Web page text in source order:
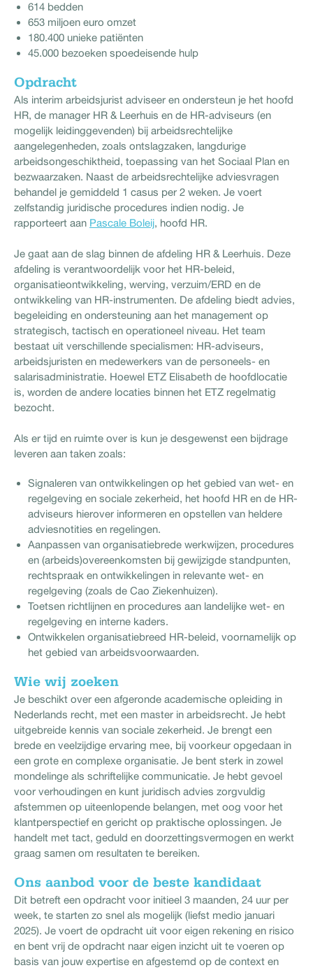
614 bedden
653 miljoen euro omzet
180.400 unieke patiënten
45.000 bezoeken spoedeisende hulp
Opdracht
Als interim arbeidsjurist adviseer en ondersteun je het hoofd
HR, de manager HR & Leerhuis en de HR-adviseurs (en
mogelijk leidinggevenden) bij arbeidsrechtelijke
aangelegenheden, zoals ontslagzaken, langdurige
arbeidsongeschiktheid, toepassing van het Sociaal Plan en
bezwaarzaken. Naast de arbeidsrechtelijke adviesvragen
behandel je gemiddeld 1 casus per 2 weken. Je voert
zelfstandig juridische procedures indien nodig. Je
rapporteert aan Pascale Boleij, hoofd HR.
Je gaat aan de slag binnen de afdeling HR & Leerhuis. Deze
afdeling is verantwoordelijk voor het HR-beleid,
organisatieontwikkeling, werving, verzuim/ERD en de
ontwikkeling van HR-instrumenten. De afdeling biedt advies,
begeleiding en ondersteuning aan het management op
strategisch, tactisch en operationeel niveau. Het team
bestaat uit verschillende specialismen: HR-adviseurs,
arbeidsjuristen en medewerkers van de personeels- en
salarisadministratie. Hoewel ETZ Elisabeth de hoofdlocatie
is, worden de andere locaties binnen het ETZ regelmatig
bezocht.
Als er tijd en ruimte over is kun je desgewenst een bijdrage
leveren aan taken zoals:
Signaleren van ontwikkelingen op het gebied van wet- en
regelgeving en sociale zekerheid, het hoofd HR en de HR-
adviseurs hierover informeren en opstellen van heldere
adviesnotities en regelingen.
Aanpassen van organisatiebrede werkwijzen, procedures
en (arbeids)overeenkomsten bij gewijzigde standpunten,
rechtspraak en ontwikkelingen in relevante wet- en
regelgeving (zoals de Cao Ziekenhuizen).
Toetsen richtlijnen en procedures aan landelijke wet- en
regelgeving en interne kaders.
Ontwikkelen organisatiebreed HR-beleid, voornamelijk op
het gebied van arbeidsvoorwaarden.
Wie wij zoeken
Je beschikt over een afgeronde academische opleiding in
Nederlands recht, met een master in arbeidsrecht. Je hebt
uitgebreide kennis van sociale zekerheid. Je brengt een
brede en veelzijdige ervaring mee, bij voorkeur opgedaan in
een grote en complexe organisatie. Je bent sterk in zowel
mondelinge als schriftelijke communicatie. Je hebt gevoel
voor verhoudingen en kunt juridisch advies zorgvuldig
afstemmen op uiteenlopende belangen, met oog voor het
klantperspectief en gericht op praktische oplossingen. Je
handelt met tact, geduld en doorzettingsvermogen en werkt
graag samen om resultaten te bereiken.
Ons aanbod voor de beste kandidaat
Dit betreft een opdracht voor initieel 3 maanden, 24 uur per
week, te starten zo snel als mogelijk (liefst medio januari
2025). Je voert de opdracht uit voor eigen rekening en risico
en bent vrij de opdracht naar eigen inzicht uit te voeren op
basis van jouw expertise en afgestemd op de context en